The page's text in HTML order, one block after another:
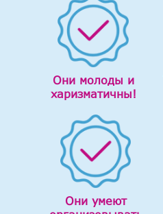
Они молоды и
харизматичны!
Они умеют